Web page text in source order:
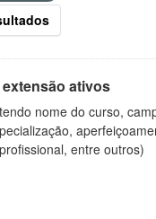
ativos
nome do curso,
entre outros)